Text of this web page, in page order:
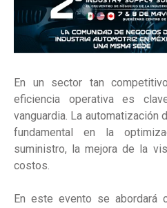
En un sector tan
eficiencia operativa es
vanguardia. La automatización
fundamental en la
suministro, la mejora de la
costos.
En este evento se abordará